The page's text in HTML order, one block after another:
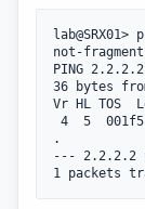
not-
PING
36 bytes
Vr HL TOS
4  5
.
--- 2.2.2.2
1 packets